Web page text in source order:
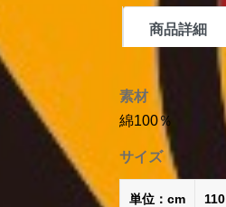
商品詳細
素材
綿100％
サイズ
単位：cm 110